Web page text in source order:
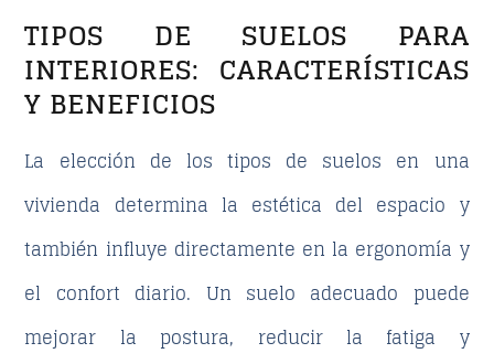
TIPOS DE SUELOS PARA
INTERIORES: CARACTERÍSTICAS
Y BENEFICIOS
La elección de los tipos de suelos en una
vivienda determina la estética del espacio y
también influye directamente en la ergonomía y
el confort diario. Un suelo adecuado puede
mejorar la postura, reducir la fatiga y